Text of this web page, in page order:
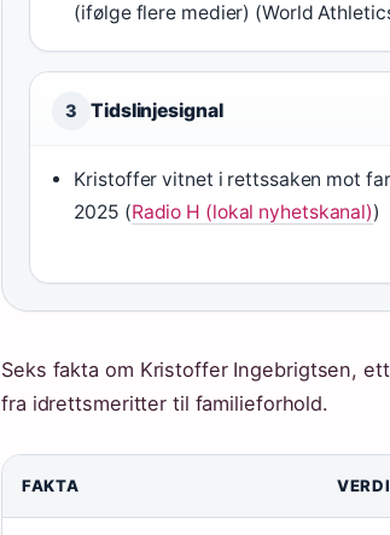
(ifølge flere medier) (World
3 Tidslinjesignal
Kristoffer vitnet i rettssaken mot
2025 (Radio H (lokal nyhetskanal))
Seks fakta om Kristoffer Ingebrigtsen,
fra idrettsmeritter til familieforhold.
FAKTA VERDI